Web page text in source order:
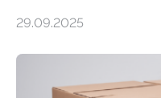
Mensch-Maschine-
Die zugrunde liegende
anderen Maschinen
29.09.2025